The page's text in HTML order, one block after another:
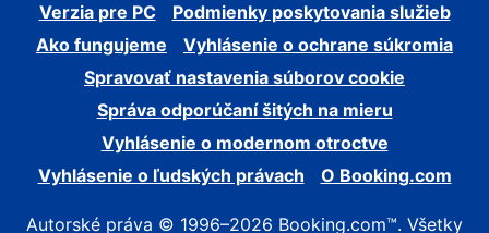
Verzia pre PC
Podmienky poskytovania služieb
Ako fungujeme
Vyhlásenie o ochrane súkromia
Spravovať nastavenia súborov cookie
Správa odporúčaní šitých na mieru
Vyhlásenie o modernom otroctve
Vyhlásenie o ľudských právach
O Booking.com
Autorské práva © 1996–2026 Booking.com™. Všetky